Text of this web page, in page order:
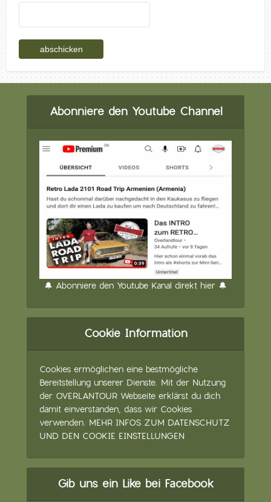
Abonniere den Youtube Channel
🔔 Abonniere den Youtube Kanal direkt hier 🔔
Cookie Information
Cookies ermöglichen eine bestmögliche
Bereitstellung unserer Dienste. Mit der Nutzung
der OVERLANTOUR Webseite erklärst du dich
damit einverstanden, dass wir Cookies
verwenden. MEHR INFOS ZUM DATENSCHUTZ
UND DEN COOKIE EINSTELLUNGEN
Gib uns ein Like bei Facebook